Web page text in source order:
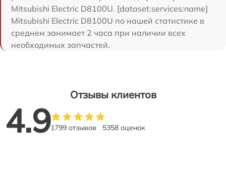
Mitsubishi Electric D8100U. [dataset:services:name]
Mitsubishi Electric D8100U по нашей статистике в
среднем занимает 2 часа при наличии всех
необходимых запчастей.
Отзывы клиентов
4.91799 отзывов 5358 оценок